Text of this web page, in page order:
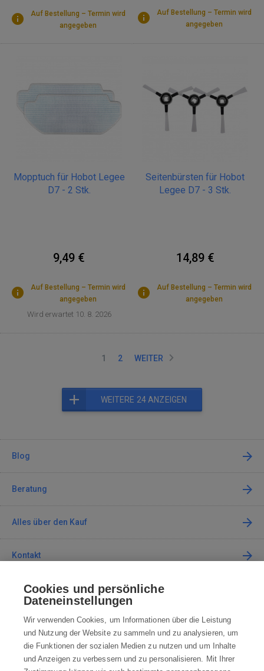
Auf Bestellung – Termin wird
angegeben
Auf Bestellung – Termin wird
angegeben
Mopptuch für Hobot Legee
D7 - 2 Stk.
9,49 €
Auf Bestellung – Termin wird
angegeben
Wird erwartet 10. 8. 2026
Seitenbürsten für Hobot
Legee D7 - 3 Stk.
14,89 €
Auf Bestellung – Termin wird
angegeben
1 2 WEITER
WEITERE 24 ANZEIGEN
Blog
Beratung
Alles über den Kauf
Kontakt
Kontaktieren Sie uns
info@robotworld.de
+49 25 197 159 962 Mo-Fr 8:00—16:00 Uhr
ALLE KONTAKTE
Cookies und persönliche
Dateneinstellungen
Wir verwenden Cookies, um Informationen über die Leistung
und Nutzung der Website zu sammeln und zu analysieren, um
die Funktionen der sozialen Medien zu nutzen und um Inhalte
und Anzeigen zu verbessern und zu personalisieren. Mit Ihrer